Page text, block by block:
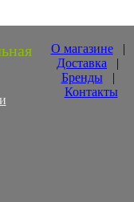
О магазине|
Доставка |
Бренды |
Контакты